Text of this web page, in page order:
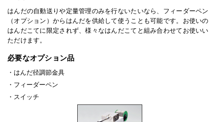
はんだの自動送りや定量管理のみを行ないたいなら、フィーダーペン
（オプション）からはんだを供給して使うことも可能です。お使いの
はんだこてに限定されず、様々なはんだこてと組み合わせてお使いい
ただけます。
必要なオプション品
はんだ径調節金具
フィーダーペン
スイッチ